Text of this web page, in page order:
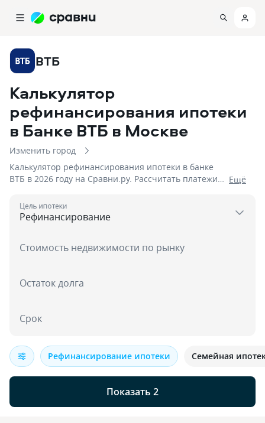
ВТБ
Калькулятор
рефинансирования ипотеки
в Банке ВТБ в Москве
Изменить город
Калькулятор рефинансирования ипотеки в банке
ВТБ в 2026 году на Сравни.ру. Рассчитать платежи
на ипотечный кредит в банк. Высокая вероятность
одобрения
Eщё
Цель ипотеки
Стоимость недвижимости по рынку
Остаток долга
Срок
Показать 2
Рефинансирование ипотеки Семейная